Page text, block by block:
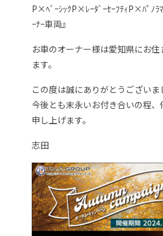
P×ﾍﾞｰｼｯｸP×ﾚｰﾀﾞｰｾｰﾌﾃｨP×ﾊﾟﾉﾗ
ｰﾅｰ車両』
お車のオーナー様は愛知県にお
ます。
この度は誠にありがとうございま
今後とも末永いお付き合いの程
申し上げます。
志田